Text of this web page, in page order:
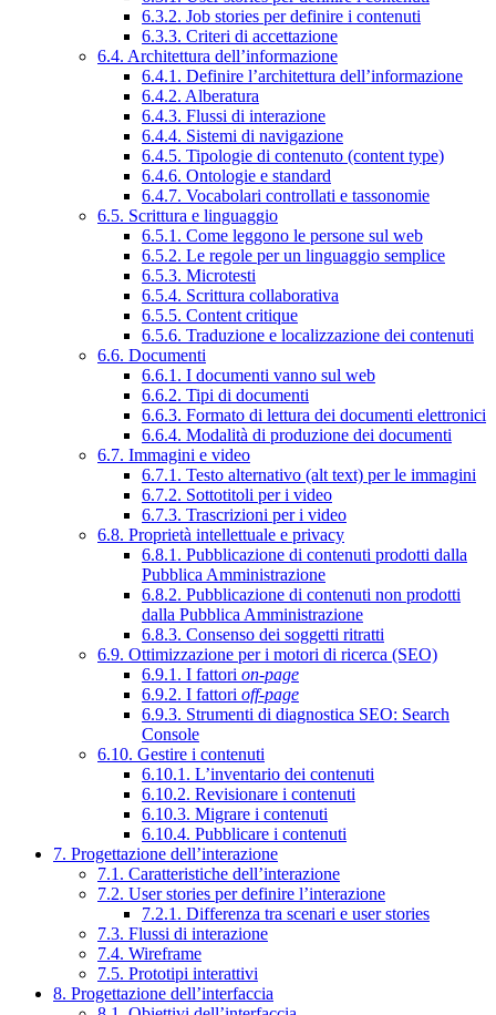
6.3.2. Job stories per definire i contenuti
6.3.3. Criteri di accettazione
6.4. Architettura dell’informazione
6.4.1. Definire l’architettura dell’informazione
6.4.2. Alberatura
6.4.3. Flussi di interazione
6.4.4. Sistemi di navigazione
6.4.5. Tipologie di contenuto (content type)
6.4.6. Ontologie e standard
6.4.7. Vocabolari controllati e tassonomie
6.5. Scrittura e linguaggio
6.5.1. Come leggono le persone sul web
6.5.2. Le regole per un linguaggio semplice
6.5.3. Microtesti
6.5.4. Scrittura collaborativa
6.5.5. Content critique
6.5.6. Traduzione e localizzazione dei contenuti
6.6. Documenti
6.6.1. I documenti vanno sul web
6.6.2. Tipi di documenti
6.6.3. Formato di lettura dei documenti elettronici
6.6.4. Modalità di produzione dei documenti
6.7. Immagini e video
6.7.1. Testo alternativo (alt text) per le immagini
6.7.2. Sottotitoli per i video
6.7.3. Trascrizioni per i video
6.8. Proprietà intellettuale e privacy
6.8.1. Pubblicazione di contenuti prodotti dalla
Pubblica Amministrazione
6.8.2. Pubblicazione di contenuti non prodotti
dalla Pubblica Amministrazione
6.8.3. Consenso dei soggetti ritratti
6.9. Ottimizzazione per i motori di ricerca (SEO)
6.9.1. I fattori on-page
6.9.2. I fattori off-page
6.9.3. Strumenti di diagnostica SEO: Search
Console
6.10. Gestire i contenuti
6.10.1. L’inventario dei contenuti
6.10.2. Revisionare i contenuti
6.10.3. Migrare i contenuti
6.10.4. Pubblicare i contenuti
7. Progettazione dell’interazione
7.1. Caratteristiche dell’interazione
7.2. User stories per definire l’interazione
7.2.1. Differenza tra scenari e user stories
7.3. Flussi di interazione
7.4. Wireframe
7.5. Prototipi interattivi
8. Progettazione dell’interfaccia